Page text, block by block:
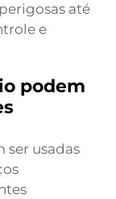
até
e
podem
usadas